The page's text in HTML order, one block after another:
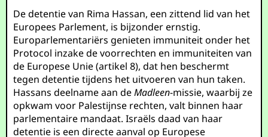
De detentie van Rima Hassan, een zittend lid van het
Europees Parlement, is bijzonder ernstig.
Europarlementariërs genieten immuniteit onder het
Protocol inzake de voorrechten en immuniteiten van
de Europese Unie (artikel 8), dat hen beschermt
tegen detentie tijdens het uitvoeren van hun taken.
Hassans deelname aan deMadleen-missie, waarbij ze
opkwam voor Palestijnse rechten, valt binnen haar
parlementaire mandaat. Israëls daad van haar
detentie is een directe aanval op Europese